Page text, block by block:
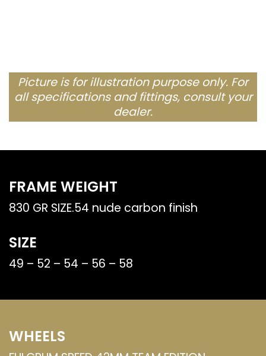
Picture is for illustration purpose only. For
all specifications and fittings, consult your
dealer.
WHEELS
FRAME WEIGHT
830 GR SIZE.54 nude carbon finish
SIZE
49 – 52 – 54 – 56 – 58